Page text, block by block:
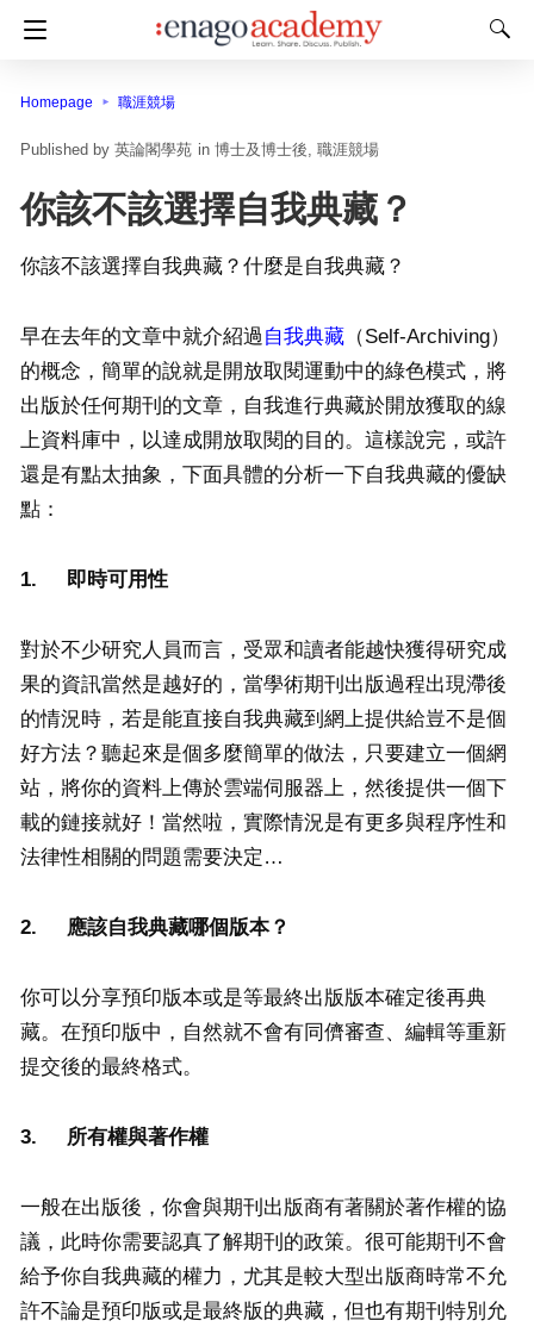
Homepage 職涯競場
英論閣學苑 in 博士及博士後 職涯競場
你該不該選擇自我典藏？
你該不該選擇自我典藏？什麼是自我典藏？
早在去年的文章中就介紹過 自我典藏 （Self-Archiving）
的概念，簡單的說就是開放取閱運動中的綠色模式，將
出版於任何期刊的文章，自我進行典藏於開放獲取的線
上資料庫中，以達成開放取閱的目的。這樣說完，或許
還是有點太抽象，下面具體的分析一下自我典藏的優缺
點：
1. 即時可用性
對於不少研究人員而言，受眾和讀者能越快獲得研究成
果的資訊當然是越好的，當學術期刊出版過程出現滯後
的情況時，若是能直接自我典藏到網上提供給豈不是個
好方法？聽起來是個多麼簡單的做法，只要建立一個網
站，將你的資料上傳於雲端伺服器上，然後提供一個下
載的鏈接就好！當然啦，實際情況是有更多與程序性和
法律性相關的問題需要決定…
2. 應該自我典藏哪個版本？
你可以分享預印版本或是等最終出版版本確定後再典
藏。在預印版中，自然就不會有同儕審查、編輯等重新
提交後的最終格式。
3. 所有權與著作權
一般在出版後，你會與期刊出版商有著關於著作權的協
議，此時你需要認真了解期刊的政策。很可能期刊不會
給予你自我典藏的權力，尤其是較大型出版商時常不允
許不論是預印版或是最終版的典藏，但也有期刊特別允